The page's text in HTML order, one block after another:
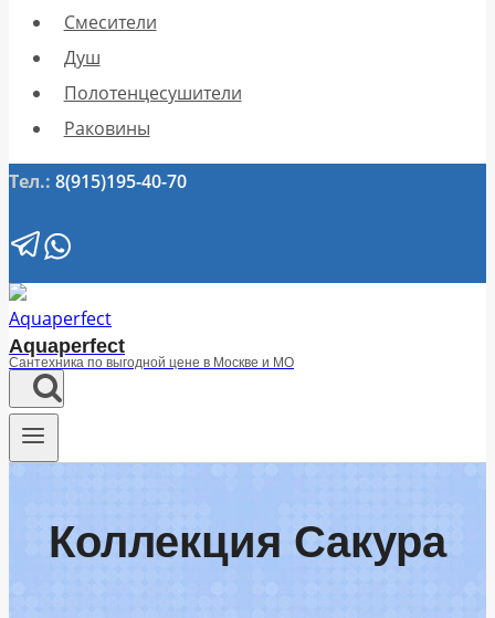
Смесители
Душ
Полотенцесушители
Раковины
Тел.: 8(915)195-40-70
Aquaperfect
Сантехника по выгодной цене в Москве и МО
Коллекция Сакура